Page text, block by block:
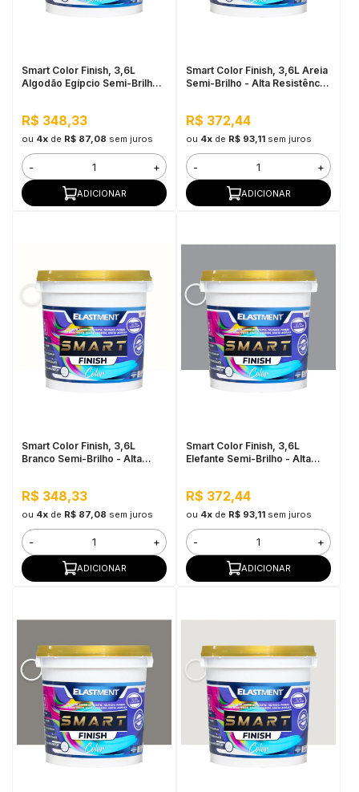
Smart Color Finish, 3,6L
Algodão Egípcio Semi-Brilho -
Externo
R$ 348,33
ou 4xde R$ 87,08 sem juros
- +
ADICIONAR
Smart Color Finish, 3,6L Areia
Semi-Brilho - Alta Resistência
R$ 372,44
ou 4xde R$ 93,11 sem juros
- +
ADICIONAR
Smart Color Finish, 3,6L
Branco Semi-Brilho - Alta
R$ 348,33
ou 4xde R$ 87,08 sem juros
- +
ADICIONAR
Smart Color Finish, 3,6L
Elefante Semi-Brilho - Alta
R$ 372,44
ou 4xde R$ 93,11 sem juros
- +
ADICIONAR